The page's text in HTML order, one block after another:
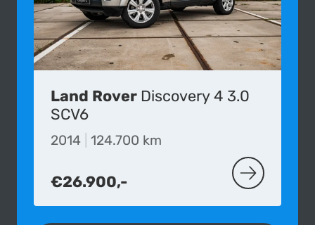
Land Rover Discovery 4 3.0
SCV6
2014 124.700 km
€26.900,- MEER OVER